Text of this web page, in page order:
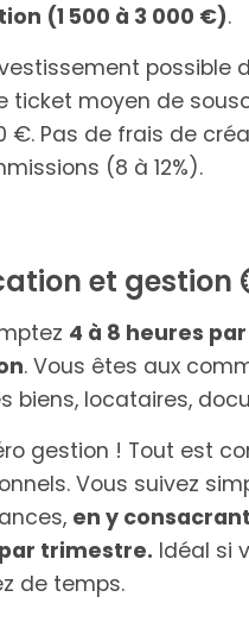
(1 500 à 3 000 €).
possible
ticket moyen de
€. Pas de frais de
(8 à 12%).
et gestion
4 à 8 heures
. Vous êtes aux
biens, locataires,
gestion ! Tout est
Vous suivez
en y consacrant
trimestre. Idéal si
de temps.